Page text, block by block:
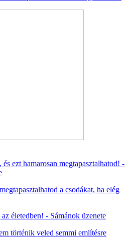
ezt hamarosan megtapasztalhatod! -
a csodákat, ha elég
életedben! - Sámánok üzenete
történik veled semmi említésre